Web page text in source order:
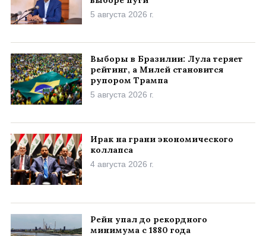
5 августа 2026 г.
Выборы в Бразилии: Лула теряет
рейтинг, а Милей становится
рупором Трампа
5 августа 2026 г.
Ирак на грани экономического
коллапса
4 августа 2026 г.
Рейн упал до рекордного
минимума с 1880 года